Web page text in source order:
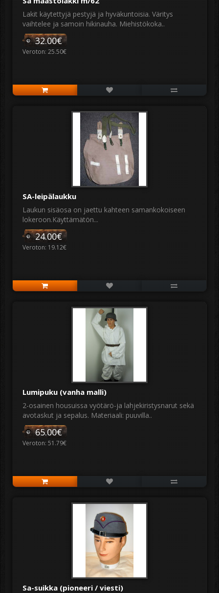
Lakit käytettyjä pestyjä ja hyväkuntoisia. Väritys
vaihtelee ja samoin hikinauha. Miehistökoka..
32.00€
Veroton: 25.50€
SA-leipälaukku
Laukun sisäosa on jaettu kahteen samankokoiseen
lokeroon.Käyttämätön...
24.00€
Veroton: 19.12€
Lumipuku (vanha malli)
2-osainen housuissa vyötärö-ja lahjekiristysnarut sekä
avotaskut ja sepalus. Materiaali: puuvilla..
65.00€
Veroton: 51.79€
Sa-suikka (pioneeri / viesti)